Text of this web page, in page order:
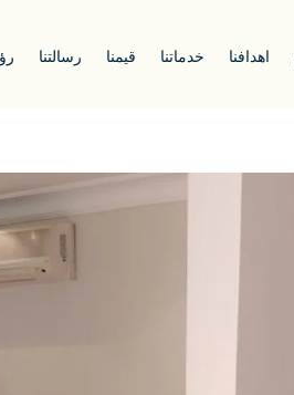
اهدافنا خدماتنا قيمنا رسالتنا